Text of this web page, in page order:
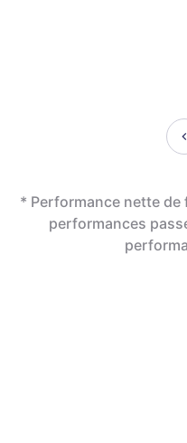
* Performance nette
performances